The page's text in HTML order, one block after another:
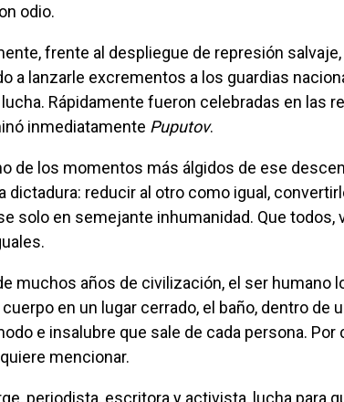
odio.
a lanzarle excrementos a los guardias
Rápidamente fueron celebradas en las
inmediatamente Puputov.
dictadura: reducir al otro como igual,
solo en semejante inhumanidad. Que todos,
en un lugar cerrado, el baño, dentro de
e insalubre que sale de cada persona.
mencionar.